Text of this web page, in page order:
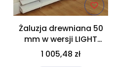
Żaluzja drewniana 50
mm w wersji LIGHT
rozm. 160x160 cm na
wymiar
1 005,48 zł